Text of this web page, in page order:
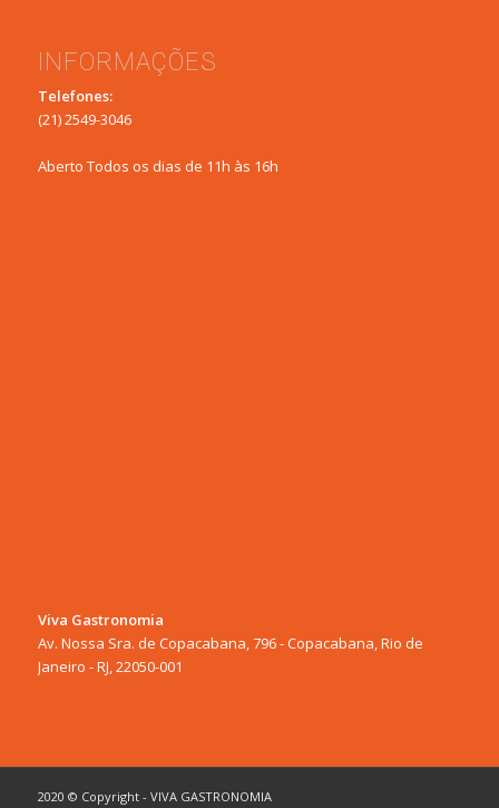
INFORMAÇÕES
Telefones:
(21) 2549-3046
Aberto Todos os dias de 11h às 16h
Viva Gastronomia
Av. Nossa Sra. de Copacabana, 796 - Copacabana, Rio de
Janeiro - RJ, 22050-001
2020 © Copyright - VIVA GASTRONOMIA